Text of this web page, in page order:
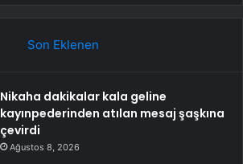
Son Eklenen
Nikaha dakikalar kala geline
kayınpederinden atılan mesaj şaşkına
çevirdi
Ağustos 8, 2026